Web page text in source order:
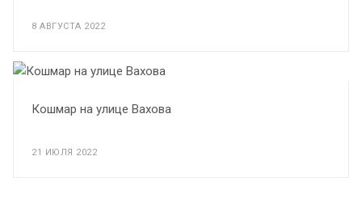
8 АВГУСТА 2022
Кошмар на улице Вахова
21 ИЮЛЯ 2022